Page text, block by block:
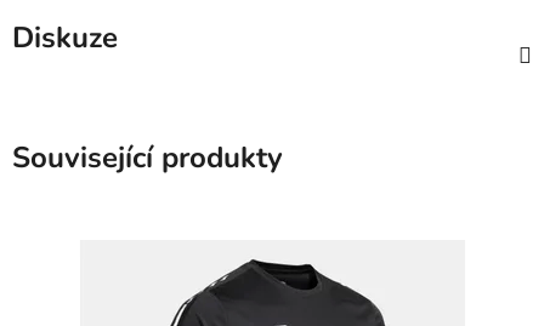
Diskuze
Související produkty